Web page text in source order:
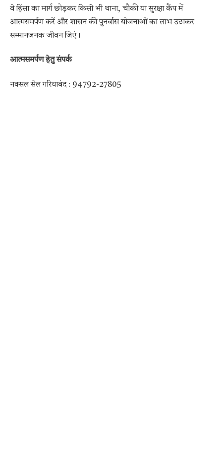
वे हिंसा का मार्ग छोड़कर किसी भी थाना, चौकी या सुरक्षा कैंप में
आत्मसमर्पण करें और शासन की पुनर्वास योजनाओं का लाभ उठाकर
सम्मानजनक जीवन जिएं।
आत्मसमर्पण हेतु संपर्क
नक्सल सेल गरियाबंद : 94792-27805